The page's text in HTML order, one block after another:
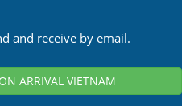
and receive by email.
ARRIVAL VIETNAM